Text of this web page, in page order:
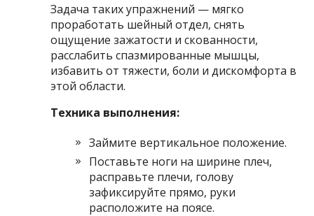
Задача таких упражнений — мягко
проработать шейный отдел, снять
ощущение зажатости и скованности,
расслабить спазмированные мышцы,
избавить от тяжести, боли и дискомфорта в
этой области.
Техника выполнения:
Займите вертикальное положение.
Поставьте ноги на ширине плеч,
расправьте плечи, голову
зафиксируйте прямо, руки
расположите на поясе.